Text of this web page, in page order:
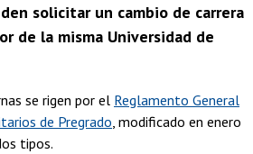
solicitar un cambio de carrera
de la misma Universidad de
se rigen por el Reglamento General
de Pregrado, modificado en enero
tipos.